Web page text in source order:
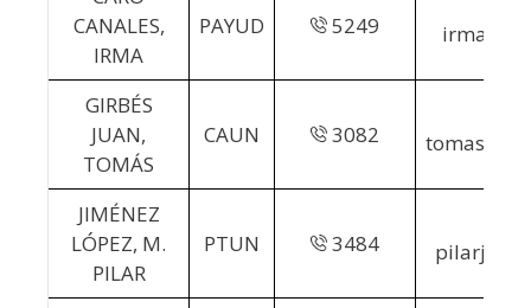
CANALES,
IRMA
PAYUD 5249
GIRBÉS
JUAN,
TOMÁS
CAUN 3082
JIMÉNEZ
LÓPEZ, M.
PILAR
PTUN 3484